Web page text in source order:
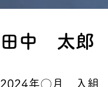
田中 太郎
2024年〇月 入組